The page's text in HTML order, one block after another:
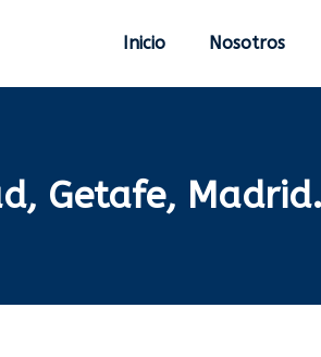
Inicio Nosotros
Getafe,